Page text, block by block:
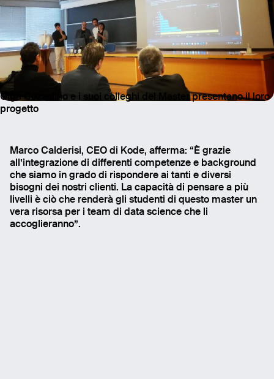
Olga Cozzolino e i suoi colleghi del Master presentano il loro
progetto
Marco Calderisi, CEO di Kode, afferma: “È grazie
all’integrazione di differenti competenze e background
che siamo in grado di rispondere ai tanti e diversi
bisogni dei nostri clienti. La capacità di pensare a più
livelli è ciò che renderà gli studenti di questo master un
vera risorsa per i team di data science che li
accoglieranno”.